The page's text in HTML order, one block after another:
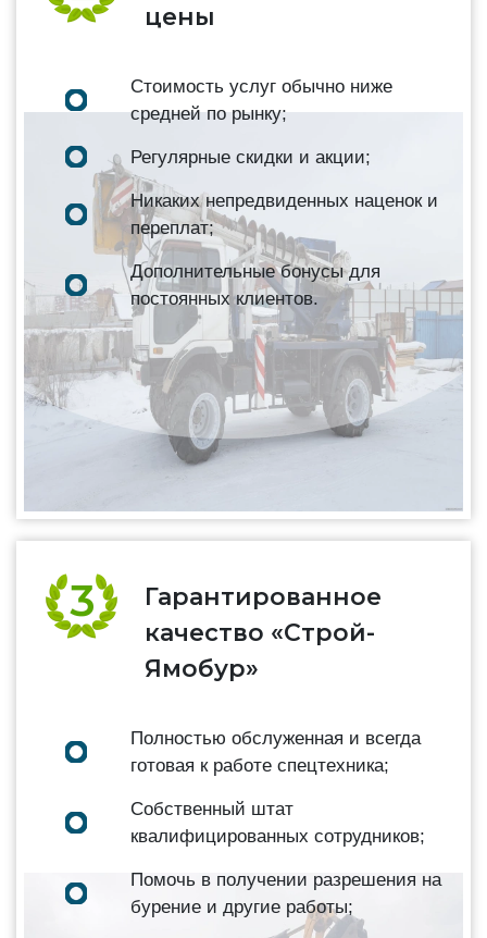
цены
Стоимость услуг обычно ниже
средней по рынку;
Регулярные скидки и акции;
Никаких непредвиденных наценок и
переплат;
Дополнительные бонусы для
постоянных клиентов.
Гарантированное
качество «Строй-
Ямобур»
Полностью обслуженная и всегда
готовая к работе спецтехника;
Собственный штат
квалифицированных сотрудников;
Помочь в получении разрешения на
бурение и другие работы;